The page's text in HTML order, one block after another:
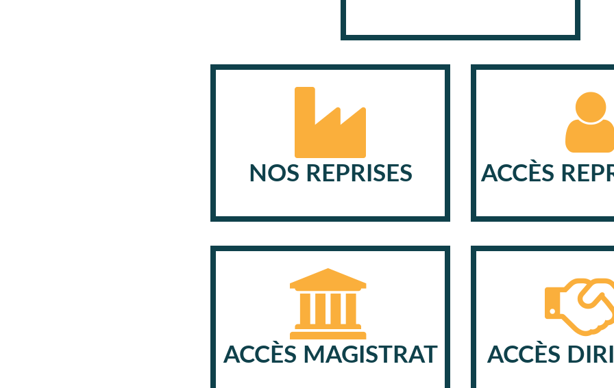
NOS REPRISES ACCÈS
ACCÈS MAGISTRAT ACCÈS